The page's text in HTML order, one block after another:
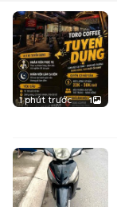
1 phút trước 1